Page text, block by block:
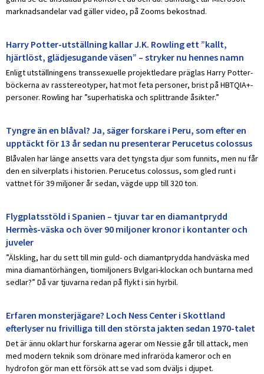
marknadsandelar vad gäller video, på Zooms bekostnad.
Harry Potter-utställning kallar J.K. Rowling ett ”kallt,
hjärtlöst, glädjesugande väsen” – stryker nu hennes namn
Enligt utställningens transsexuelle projektledare präglas Harry Potter-
böckerna av rasstereotyper, hat mot feta personer, brist på HBTQIA+-
personer. Rowling har ”superhatiska och splittrande åsikter.”
Tyngre än en blåval? Ja, säger forskare i Peru, som efter en
upptäckt för 13 år sedan nu presenterar Perucetus colossus
Blåvalen har länge ansetts vara det tyngsta djur som funnits, men nu får
den en silverplats i historien. Perucetus colossus, som gled runt i
vattnet för 39 miljoner år sedan, vägde upp till 320 ton.
Flygplatsstöld i Spanien – tjuvar tar en diamantprydd
Hermès-väska och över 90 miljoner kronor i kontanter och
juveler
”Älskling, har du sett till min guld- och diamantprydda handväska med
mina diamantörhängen, tiomiljoners Bvlgari-klockan och buntarna med
sedlar?” Då var tjuvarna redan på flykt i sin hyrbil.
Erfaren monsterjägare? Loch Ness Center i Skottland
efterlyser nu frivilliga till den största jakten sedan 1970-talet
Det är ännu oklart hur forskarna agerar om Nessie går till attack, men
med modern teknik som drönare med infraröda kameror och en
hydrofon gör man ett försök att se vad som dväljs i djupet.